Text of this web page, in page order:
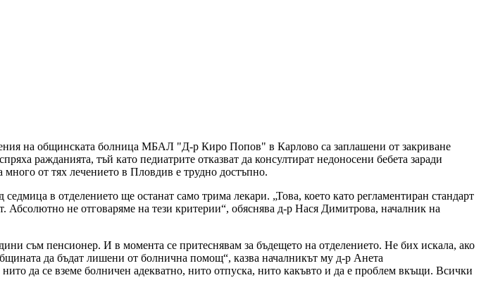
на общинската болница МБАЛ "Д-р Киро Попов" в Карлово са заплашени от закриване
ражданията, тъй като педиатрите отказват да консултират недоносени бебета заради
от тях лечението в Пловдив е трудно достъпно.
в отделението ще останат само трима лекари. „Това, което като регламентиран стандарт
не отговаряме на тези критерии“, обяснява д-р Нася Димитрова, началник на
съм пенсионер. И в момента се притеснявам за бъдещето на отделението. Не бих искала, ако
да бъдат лишени от болнична помощ“, казва началникът му д-р Анета
да се вземе болничен адекватно, нито отпуска, нито какъвто и да е проблем вкъщи. Всички